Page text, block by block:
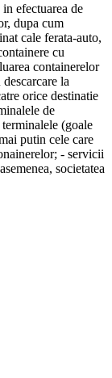
efectuarea de
dupa cum
cale ferata-auto,
cu
containerelor
la
orice destinatie
de
(goale
putin cele care
- servicii
societatea